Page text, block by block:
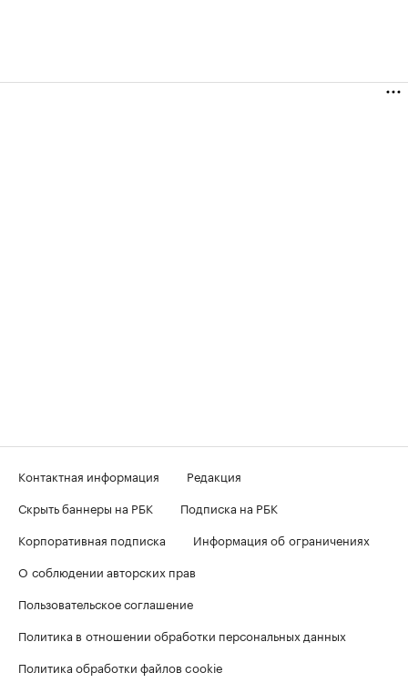
Контактная информация
Редакция
Скрыть баннеры на РБК
Подписка на РБК
Корпоративная подписка
Информация об ограничениях
О соблюдении авторских прав
Пользовательское соглашение
Политика в отношении обработки персональных данных
Политика обработки файлов cookie